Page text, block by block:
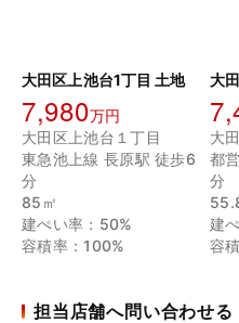
大田区上池台1丁目 土地
7,980万円
大田区上池台１丁目
東急池上線 長原駅 徒歩6
分
85㎡
建ぺい率：50%
容積率：100%
大
都
分
建
容
担当店舗へ問い合わせる